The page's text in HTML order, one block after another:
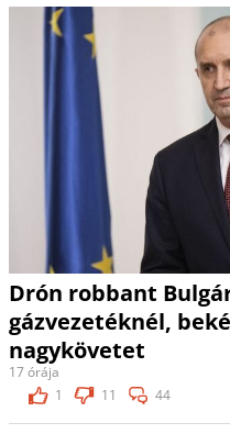
Drón robbant
gázvezetéknél,
nagykövetet
17 órája
1
11 44